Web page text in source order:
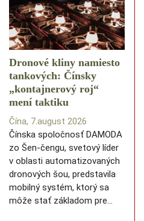
Dronové kliny namiesto
tankových: Čínsky
️„kontajnerový roj“
mení taktiku
Čína, 7.august 2026
Čínska spoločnosť DAMODA
zo Šen-čengu, svetový líder
v oblasti automatizovaných
dronových šou, predstavila
mobilný systém, ktorý sa
môže stať základom pre…